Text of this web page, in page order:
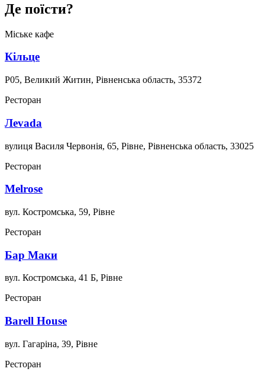
Де поїсти?
Міське кафе
Кільце
Р05, Великий Житин, Рівненська область, 35372
Ресторан
Леvada
вулиця Василя Червонія, 65, Рівне, Рівненська область, 33025
Ресторан
Melrose
вул. Костромська, 59, Рівне
Ресторан
Бар Маки
вул. Костромська, 41 Б, Рівне
Ресторан
Barell House
вул. Гагаріна, 39, Рівне
Ресторан